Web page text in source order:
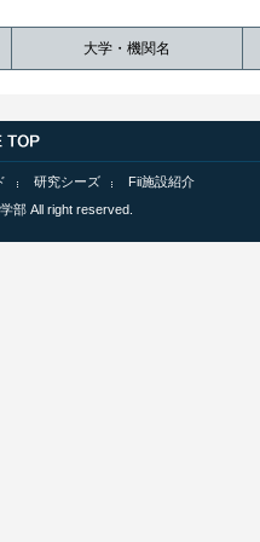
大学・機関名
研究シーズ
Fii施設紹介
部 All right reserved.